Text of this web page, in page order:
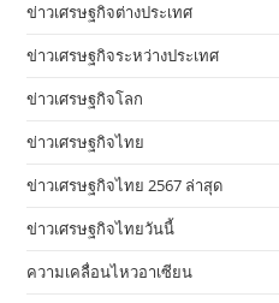
ข่าวเศรษฐกิจต่างประเทศ
ข่าวเศรษฐกิจระหว่างประเทศ
ข่าวเศรษฐกิจโลก
ข่าวเศรษฐกิจไทย
ข่าวเศรษฐกิจไทย 2567 ล่าสุด
ข่าวเศรษฐกิจไทยวันนี้
ความเคลื่อนไหวอาเซียน